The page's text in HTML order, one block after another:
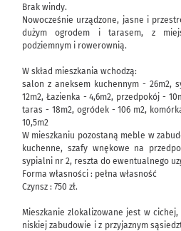
Brak windy.
Nowocześnie urządzone, jasne i
dużym ogrodem i tarasem, z
podziemnym i rowerownią.
W skład mieszkania wchodzą:
salon z aneksem kuchennym - 26m2,
12m2, Łazienka - 4,6m2, przedpokój -
taras - 18m2, ogródek - 106 m2,
10,5m2
W mieszkaniu pozostaną meble w
kuchenne, szafy wnękowe na
sypialni nr 2, reszta do ewentualnego
Forma własności : pełna własność
Czynsz : 750 zł.
Mieszkanie zlokalizowane jest w
niskiej zabudowie i z przyjaznym